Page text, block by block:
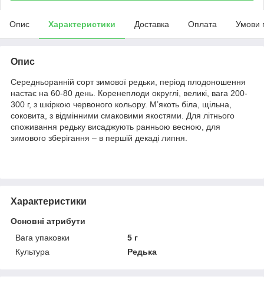
Опис Характеристики Доставка Оплата Умови
Опис
Середньоранній сорт зимової редьки, період плодоношення
настає на 60-80 день. Коренеплоди округлі, великі, вага 200-
300 г, з шкіркою червоного кольору. М’якоть біла, щільна,
соковита, з відмінними смаковими якостями. Для літнього
споживання редьку висаджують ранньою весною, для
зимового зберігання – в першій декаді липня.
Характеристики
Основні атрибути
Вага упаковки
5 г
Культура
Редька